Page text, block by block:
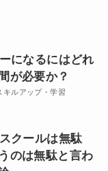
になるにはどれ
が必要か？
キルアップ・学習
クールは無駄
のは無駄と言わ